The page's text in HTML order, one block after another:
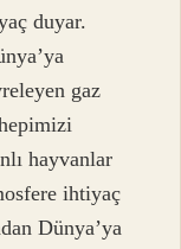
duyar.
gaz
hayvanlar
ihtiyaç
Dünya’ya